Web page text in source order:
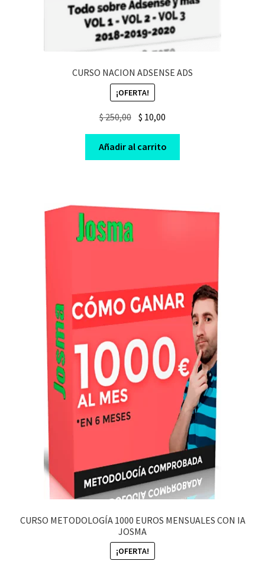
CURSO NACION ADSENSE ADS
¡OFERTA!
$250,00 Original
was:
$ 250,00.
$ 10,00
is:
$ 10,00.
Añadir al carrito
CURSO METODOLOGÍA 1000 EUROS MENSUALES CON IA
JOSMA
¡OFERTA!